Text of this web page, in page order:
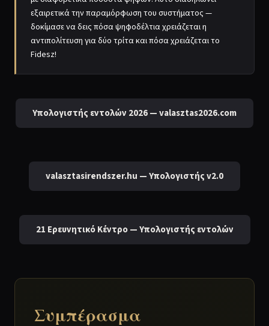
εξαιρετικά την παραμόρφωση του συστήματος —
δοκίμασε να δεις πόσα ψηφοδέλτια χρειάζεται η
αντιπολίτευση για δύο τρίτα και πόσα χρειάζεται το
Fidesz!
Υπολογιστής εντολών 2026 — valasztas2026.com
valasztasirendszer.hu — Υπολογιστής v2.0
21 Ερευνητικό Κέντρο — Υπολογιστής εντολών
Συμπέρασμα